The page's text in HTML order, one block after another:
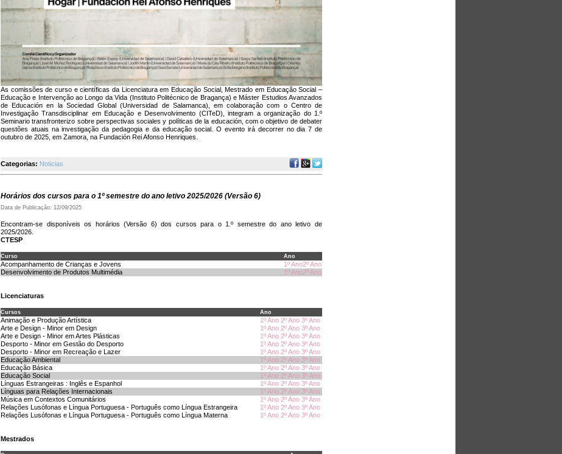
As comissões de curso e científicas da Licenciatura em Educação Social, Mestrado em Educação Social –
Educação e Intervenção ao Longo da Vida (Instituto Politécnico de Bragança) e Máster Estudios Avanzados
de Educación en la Sociedad Global (Universidad de Salamanca), em colaboração com o Centro de
Investigação Transdisciplinar em Educação e Desenvolvimento (CITeD), integram a organização do 1.º
Seminario transfronterizo sobre perspectivas sociales y políticas de la educación, com o objetivo de debater
questões atuais na investigação da pedagogia e da educação social. O evento irá decorrer no dia 7 de
outubro de 2025, em Zamora, na Fundación Rei Afonso Henriques.
Categorias: Noticias
Horários dos cursos para o 1º semestre do ano letivo 2025/2026 (Versão 6)
Data de Publicação: 12/09/2025
Encontram-se disponíveis os horários (Versão 6) dos cursos para o 1.º semestre do ano letivo de
2025/2026.
CTESP
Curso Ano
Acompanhamento de Crianças e Jovens 1º Ano2º Ano
Desenvolvimento de Produtos Multimédia
1º Ano2º Ano
Licenciaturas
Cursos Ano
Animação e Produção Artística 1º Ano 2º Ano 3º Ano
Arte e Design - Minor em Design
1º Ano 2º Ano 3º Ano
Arte e Design - Minor em Artes Plásticas
1º Ano 2º Ano 3º Ano
Desporto - Minor em Gestão do Desporto
1º Ano 2º Ano 3º Ano
Desporto - Minor em Recreação e Lazer
1º Ano 2º Ano 3º Ano
Educação Ambiental
1º Ano 2º Ano 3º Ano
Educação Básica
1º Ano 2º Ano 3º Ano
Educação Social
1º Ano 2º Ano 3º Ano
Línguas Estrangeiras : Inglês e Espanhol
1º Ano 2º Ano 3º Ano
Línguas para Relações Internacionais
1º Ano 2º Ano 3º Ano
Música em Contextos Comunitários
1º Ano 2º Ano 3º Ano
Relações Lusófonas e Língua Portuguesa - Português como Língua Estrangeira
1º Ano 2º Ano 3º Ano
Relações Lusófonas e Língua Portuguesa - Português como Língua Materna
1º Ano 2º Ano 3º Ano
Mestrados